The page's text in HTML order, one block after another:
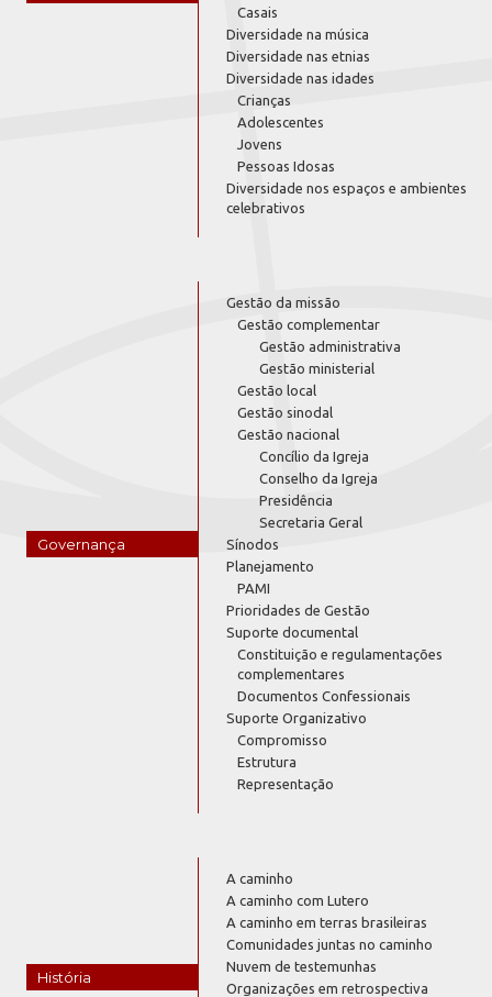
Casais
Diversidade na música
Diversidade nas etnias
Diversidade nas idades
Crianças
Adolescentes
Jovens
Pessoas Idosas
Diversidade nos espaços e ambientes
celebrativos
Governança
Gestão da missão
Gestão complementar
Gestão administrativa
Gestão ministerial
Gestão local
Gestão sinodal
Gestão nacional
Concílio da Igreja
Conselho da Igreja
Presidência
Secretaria Geral
Sínodos
Planejamento
PAMI
Prioridades de Gestão
Suporte documental
Constituição e regulamentações
complementares
Documentos Confessionais
Suporte Organizativo
Compromisso
Estrutura
Representação
História
A caminho
A caminho com Lutero
A caminho em terras brasileiras
Comunidades juntas no caminho
Nuvem de testemunhas
Organizações em retrospectiva